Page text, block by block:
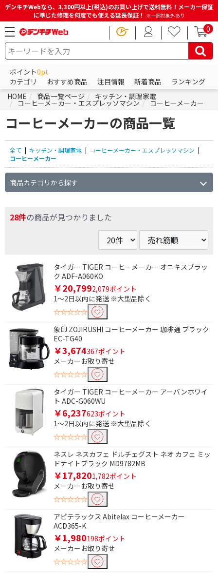
デンキチWebなら、3,300円以上(税込)のお買い上げで送料無料！メーカー保証
に準じた修理を何度でも使える延長保証！ ※一部対象外あり
0
ポイント0pt
カテゴリ
おすすめ商品 注目情報 新着商品
ランキング
HOME
商品一覧ページ キッチン・調理家電
コーヒーメーカー・エスプレッソマシン コーヒーメーカー
コーヒーメーカーの商品一覧
全て | キッチン・調理家電 | コーヒーメーカー・エスプレッソマシン |
コーヒーメーカー
商品カテゴリから探す
28件の商品が見つかりました
タイガー TIGER コーヒーメーカー オニキスブラッ
ク ADF-A060KO
￥20,7992,079ポイント
1～2日以内に発送 ※大型品除く
☆☆☆☆☆
象印 ZOJIRUSHI コーヒーメーカー 珈琲通 ブラック
EC-TG40
￥3,674367ポイント
メーカーお取り寄せ
☆☆☆☆☆
タイガー TIGER コーヒーメーカー アーバンホワイ
ト ADC-G060WU
￥6,237623ポイント
1～2日以内に発送 ※大型品除く
☆☆☆☆☆
ネスレ ネスカフェ ドルチェグスト ネオ カフェ ミッ
ドナイトブラック MD9782MB
￥17,8201,782ポイント
メーカーお取り寄せ
☆☆☆☆☆
アビテラックス Abitelax コーヒーメーカー
ACD365-K
￥1,980198ポイント
メーカーお取り寄せ
☆☆☆☆☆
条件で絞り込む
フリーワードで絞り込む
除外する
除外する にチェックを入れると、指定したワード
を除外して検索します。
価格で絞り込む
円~